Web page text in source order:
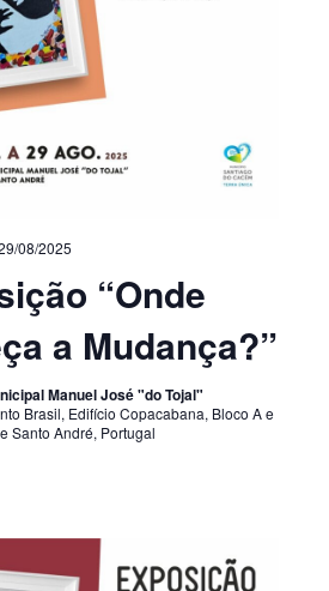
“Onde
a Mudança?”
08/2025
Manuel José "do Tojal"
Brasil, Edifício Copacabana, Bloco A e
Santo André, Portugal